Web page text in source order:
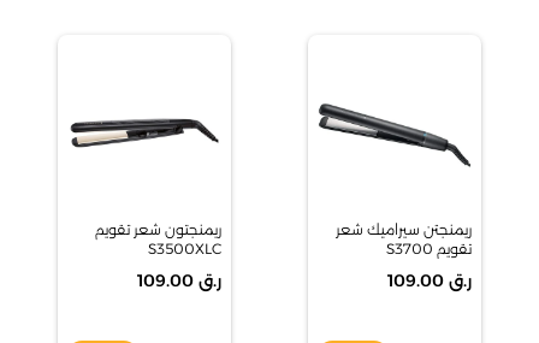
ريمنجتن سيراميك شعر
تقويم S3700
ر.ق 109.00
ريمنجتون شعر تقويم
S3500XLC
ر.ق 109.00